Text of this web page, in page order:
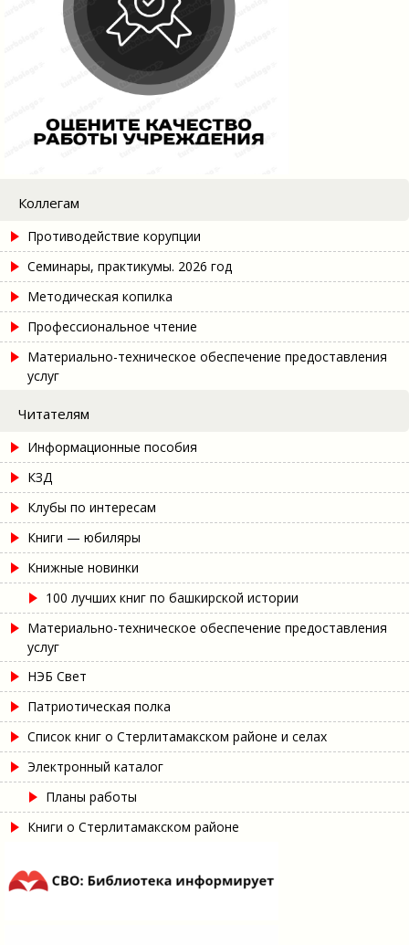
Коллегам
Противодействие корупции
Семинары, практикумы. 2026 год
Методическая копилка
Профессиональное чтение
Материально-техническое обеспечение предоставления
услуг
Читателям
Информационные пособия
КЗД
Клубы по интересам
Книги — юбиляры
Книжные новинки
100 лучших книг по башкирской истории
Материально-техническое обеспечение предоставления
услуг
НЭБ Свет
Патриотическая полка
Список книг о Стерлитамакском районе и селах
Электронный каталог
Планы работы
Книги о Стерлитамакском районе